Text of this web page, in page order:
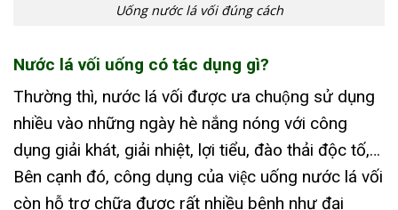
Uống nước lá vối đúng cách
Nước lá vối uống có tác dụng gì?
Thường thì, nước lá vối được ưa chuộng sử dụng
nhiều vào những ngày hè nắng nóng với công
dụng giải khát, giải nhiệt, lợi tiểu, đào thải độc tố,…
Bên cạnh đó, công dụng của việc uống nước lá vối
còn hỗ trợ chữa được rất nhiều bệnh như đại